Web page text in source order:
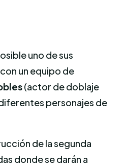
uno de sus
un equipo de
(actor de doblaje
personajes de
de la segunda
donde se darán a